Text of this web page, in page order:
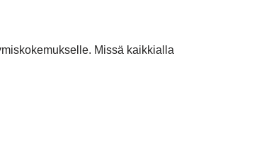
Missä kaikkialla